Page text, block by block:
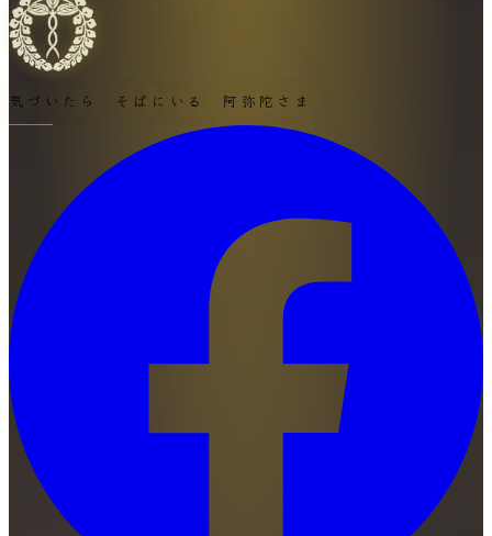
気づいたら そばにいる 阿弥陀さま